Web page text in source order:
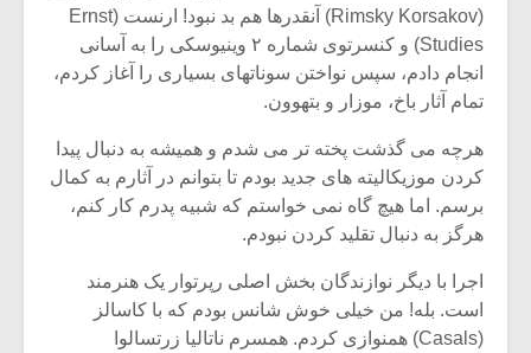
(Rimsky Korsakov) آنقدرها هم بد نبود! ارنست (Ernst
Studies) و کنسرتوی شماره ۲ وینیوسکی را به آسانی
انجام دادم، سپس نواختن سوناتهای بسیاری را آغاز کردم،
تمام آثار باخ، موزار و بتهوون.
هرچه می گذشت پخته تر می شدم و همیشه به دنبال پیدا
کردن موزیکالیته های جدید بودم تا بتوانم در آثارم به کمال
برسم. اما هیچ گاه نمی خواستم که شبیه پدرم کار کنم،
هرگز به دنبال تقلید کردن نبودم.
اجرا با دیگر نوازندگان بخش اصلی رپرتوار یک هنرمند
است. بله! من خیلی خوش شانس بودم که با کاسالز
(Casals) همنوازی کردم. همسرم ناتالیا زرتسالوا